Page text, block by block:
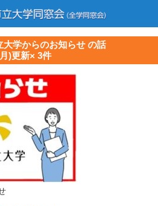
学からのお知らせ の話
× 3件